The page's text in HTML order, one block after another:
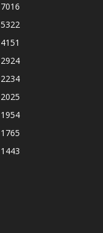
7016
5322
4151
2924
2234
2025
1954
1765
1443